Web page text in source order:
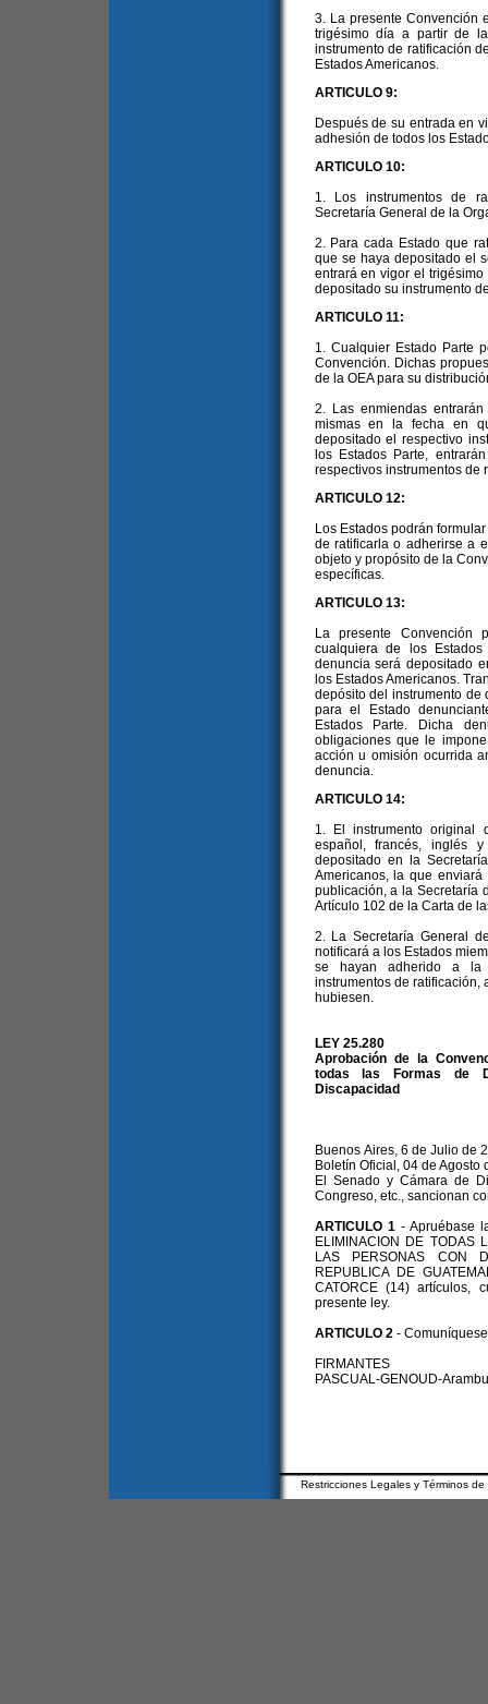
3. La presente Convención
trigésimo día a partir de
instrumento de ratificación
Estados Americanos.
ARTICULO 9:
Después de su entrada en
adhesión de todos los
ARTICULO 10:
1. Los instrumentos de
Secretaría General de la
2. Para cada Estado que
que se haya depositado el
entrará en vigor el
depositado su instrumento
ARTICULO 11:
1. Cualquier Estado Parte
Convención. Dichas
de la OEA para su
2. Las enmiendas
mismas en la fecha en
depositado el respectivo
los Estados Parte,
respectivos instrumentos de
ARTICULO 12:
Los Estados podrán
de ratificarla o adherirse a
objeto y propósito de la
específicas.
ARTICULO 13:
La presente Convención
cualquiera de los
denuncia será depositado
los Estados Americanos.
depósito del instrumento de
para el Estado
Estados Parte. Dicha
obligaciones que le
acción u omisión ocurrida
denuncia.
ARTICULO 14:
1. El instrumento original
español, francés, inglés
depositado en la
Americanos, la que
publicación, a la Secretaría
Artículo 102 de la Carta de
2. La Secretaría General
notificará a los Estados
se hayan adherido a la
instrumentos de ratificación,
hubiesen.
LEY 25.280
Aprobación de la
todas las Formas de
Discapacidad
Buenos Aires, 6 de Julio de
Boletín Oficial, 04 de Agosto
El Senado y Cámara de
Congreso, etc., sancionan
ARTICULO 1- Apruébase
ELIMINACION DE TODAS
LAS PERSONAS CON
REPUBLICA DE
CATORCE (14) artículos,
presente ley.
ARTICULO 2-
FIRMANTES
PASCUAL-GENOUD-
Restricciones Legales y Términos de